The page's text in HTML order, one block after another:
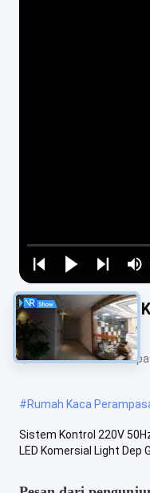
Play
Play
Play
Loaded:
0%
10-100M Rumah
Rumah Kaca
#Rumah Kaca
Sistem Kontrol 220V
LED Komersial Light Dep